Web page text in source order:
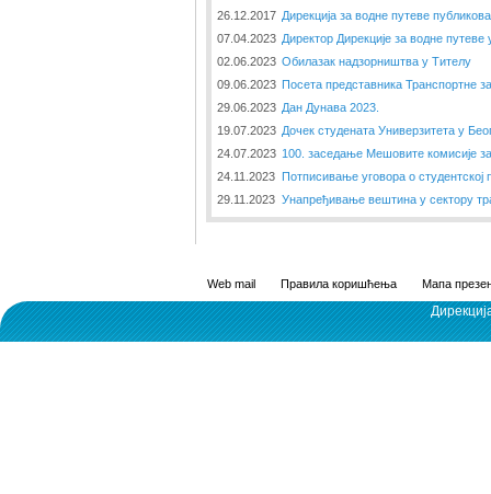
26.12.2017 Дирекција за водне путеве
07.04.2023 Директор Дирекције за водне
02.06.2023 Обилазак надзорништва у Тителу
09.06.2023 Посета представника Транспортне
29.06.2023 Дан Дунава 2023.
19.07.2023 Дочек студената Универзитета у
24.07.2023 100. заседање Мешовите комисије
24.11.2023 Потписивање уговора о студентској
29.11.2023 Унапређивање вештина у сектору
Web mail Правила коришћења Мапа